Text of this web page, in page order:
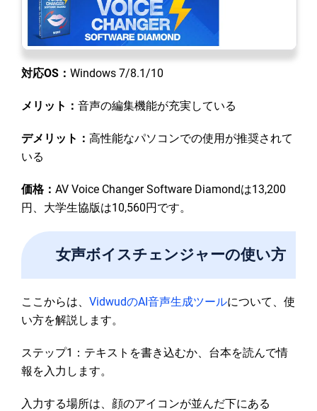
対応OS： Windows 7/8.1/10
メリット： 音声の編集機能が充実している
デメリット： 高性能なパソコンでの使用が推奨されて
いる
価格： AV Voice Changer Software Diamondは13,200
円、大学生協版は10,560円です。
女声ボイスチェンジャーの使い方
ここからは、 VidwudのAI音声生成ツールについて、使
い方を解説します。
ステップ1：テキストを書き込むか、台本を読んで情
報を入力します。
入力する場所は、顔のアイコンが並んだ下にある